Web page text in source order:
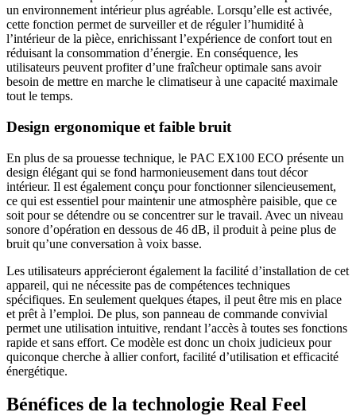
un environnement intérieur plus agréable. Lorsqu’elle est activée,
cette fonction permet de surveiller et de réguler l’humidité à
l’intérieur de la pièce, enrichissant l’expérience de confort tout en
réduisant la consommation d’énergie. En conséquence, les
utilisateurs peuvent profiter d’une fraîcheur optimale sans avoir
besoin de mettre en marche le climatiseur à une capacité maximale
tout le temps.
Design ergonomique et faible bruit
En plus de sa prouesse technique, le PAC EX100 ECO présente un
design élégant qui se fond harmonieusement dans tout décor
intérieur. Il est également conçu pour fonctionner silencieusement,
ce qui est essentiel pour maintenir une atmosphère paisible, que ce
soit pour se détendre ou se concentrer sur le travail. Avec un niveau
sonore d’opération en dessous de 46 dB, il produit à peine plus de
bruit qu’une conversation à voix basse.
Les utilisateurs apprécieront également la facilité d’installation de cet
appareil, qui ne nécessite pas de compétences techniques
spécifiques. En seulement quelques étapes, il peut être mis en place
et prêt à l’emploi. De plus, son panneau de commande convivial
permet une utilisation intuitive, rendant l’accès à toutes ses fonctions
rapide et sans effort. Ce modèle est donc un choix judicieux pour
quiconque cherche à allier confort, facilité d’utilisation et efficacité
énergétique.
Bénéfices de la technologie Real Feel